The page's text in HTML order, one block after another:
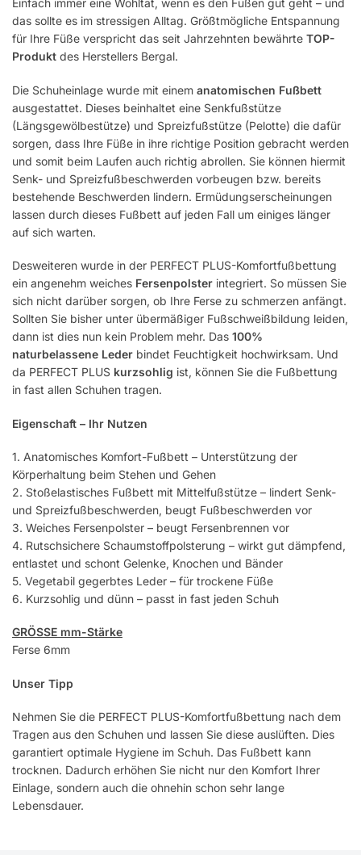
Einfach immer eine Wohltat, wenn es den Füßen gut geht – und
das sollte es im stressigen Alltag. Größtmögliche Entspannung
für Ihre Füße verspricht das seit Jahrzehnten bewährte TOP-
Produkt des Herstellers Bergal.
Die Schuheinlage wurde mit einem anatomischen Fußbett
ausgestattet. Dieses beinhaltet eine Senkfußstütze
(Längsgewölbestütze) und Spreizfußstütze (Pelotte) die dafür
sorgen, dass Ihre Füße in ihre richtige Position gebracht werden
und somit beim Laufen auch richtig abrollen. Sie können hiermit
Senk- und Spreizfußbeschwerden vorbeugen bzw. bereits
bestehende Beschwerden lindern. Ermüdungserscheinungen
lassen durch dieses Fußbett auf jeden Fall um einiges länger
auf sich warten.
Desweiteren wurde in der PERFECT PLUS-Komfortfußbettung
ein angenehm weiches Fersenpolster integriert. So müssen Sie
sich nicht darüber sorgen, ob Ihre Ferse zu schmerzen anfängt.
Sollten Sie bisher unter übermäßiger Fußschweißbildung leiden,
dann ist dies nun kein Problem mehr. Das 100%
naturbelassene Leder bindet Feuchtigkeit hochwirksam. Und
da PERFECT PLUS kurzsohlig ist, können Sie die Fußbettung
in fast allen Schuhen tragen.
Eigenschaft – Ihr Nutzen
1. Anatomisches Komfort-Fußbett – Unterstützung der
Körperhaltung beim Stehen und Gehen
2. Stoßelastisches Fußbett mit Mittelfußstütze – lindert Senk-
und Spreizfußbeschwerden, beugt Fußbeschwerden vor
3. Weiches Fersenpolster – beugt Fersenbrennen vor
4. Rutschsichere Schaumstoffpolsterung – wirkt gut dämpfend,
entlastet und schont Gelenke, Knochen und Bänder
5. Vegetabil gegerbtes Leder – für trockene Füße
6. Kurzsohlig und dünn – passt in fast jeden Schuh
GRÖSSE mm-Stärke
Ferse 6mm
Unser Tipp
Nehmen Sie die PERFECT PLUS-Komfortfußbettung nach dem
Tragen aus den Schuhen und lassen Sie diese auslüften. Dies
garantiert optimale Hygiene im Schuh. Das Fußbett kann
trocknen. Dadurch erhöhen Sie nicht nur den Komfort Ihrer
Einlage, sondern auch die ohnehin schon sehr lange
Lebensdauer.